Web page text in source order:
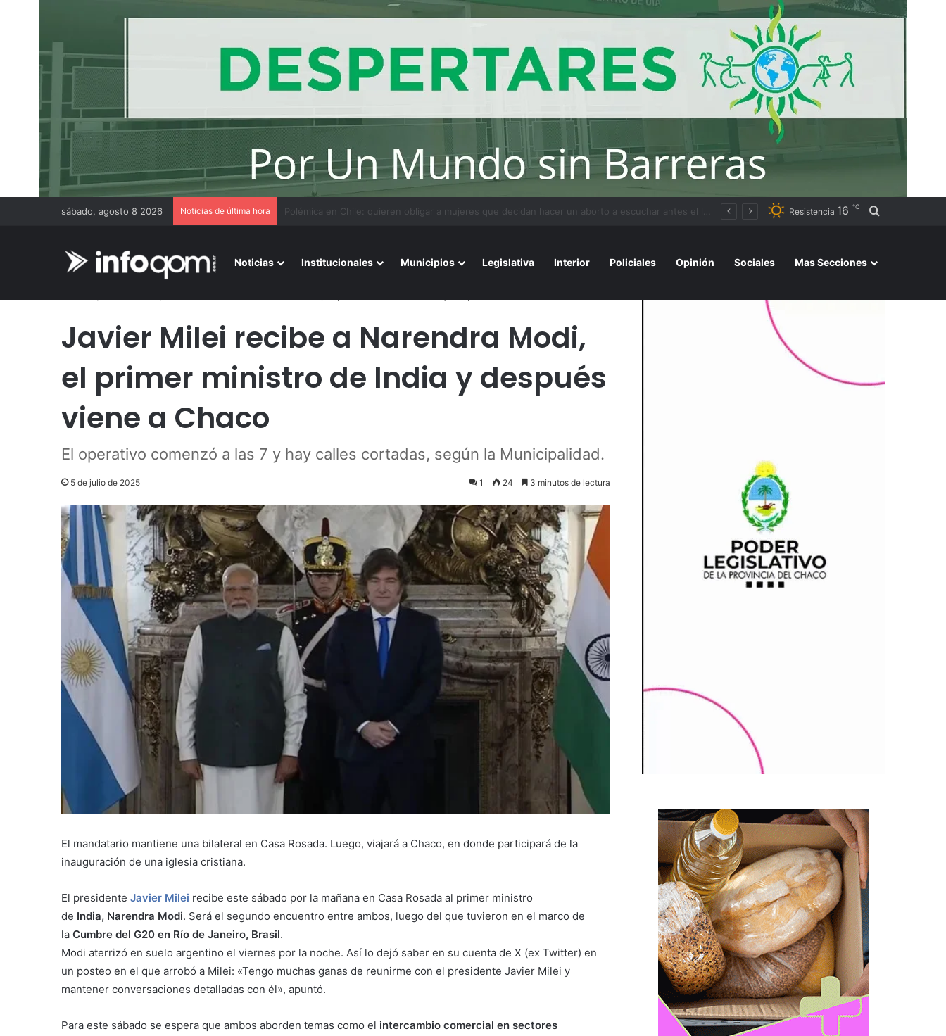
sábado, agosto 8 2026 Noticias de última hora Victor Del Río disertó en presentación de Maestría en Litigación Oral Resistencia 16 ℃ Buscar por
Noticias Institucionales Municipios Legislativa Interior Policiales Opinión Sociales Mas Secciones
Javier Milei recibe a Narendra Modi,
el primer ministro de India y después
viene a Chaco
El operativo comenzó a las 7 y hay calles cortadas, según la Municipalidad.
5 de julio de 2025 1 24 3 minutos de lectura
El mandatario mantiene una bilateral en Casa Rosada. Luego, viajará a Chaco, en donde participará de la
inauguración de una iglesia cristiana.
El presidente Javier Milei recibe este sábado por la mañana en Casa Rosada al primer ministro
de India, Narendra Modi. Será el segundo encuentro entre ambos, luego del que tuvieron en el marco de
la Cumbre del G20 en Río de Janeiro, Brasil.
Modi aterrizó en suelo argentino el viernes por la noche. Así lo dejó saber en su cuenta de X (ex Twitter) en
un posteo en el que arrobó a Milei: «Tengo muchas ganas de reunirme con el presidente Javier Milei y
mantener conversaciones detalladas con él», apuntó.
Para este sábado se espera que ambos aborden temas como el intercambio comercial en sectores